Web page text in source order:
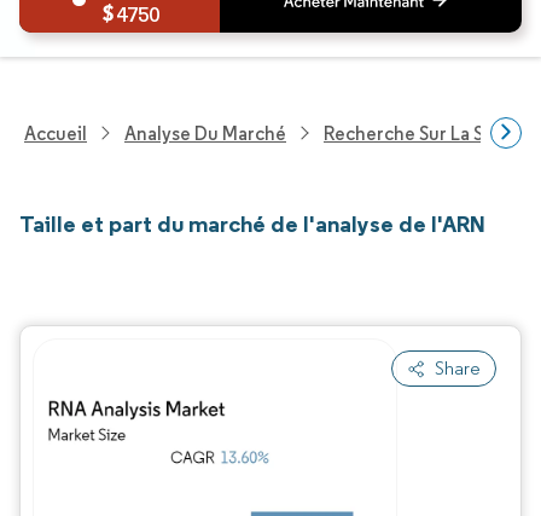
4750
Accueil Analyse Du Marché Recherche Sur La Santé
Taille et part du marché de l'analyse de l'ARN
Share